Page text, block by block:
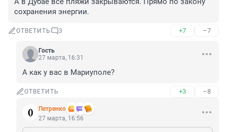
сохранения энергии.
ОТВЕТИТЬ 3 +7 –7
Гость
27 марта, 16:31
А как у вас в Мариуполе?
ОТВЕТИТЬ +3 –8
Петренко
27 марта, 16:56